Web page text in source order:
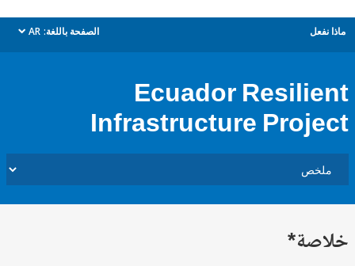
الصفحة باللغة: AR
dropdown
Ecuador
Infrastructure